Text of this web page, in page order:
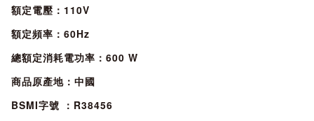
額定電壓：110V
額定頻率：60Hz
總額定消耗電功率：600 W
商品原產地：中國
BSMI字號 ：R38456